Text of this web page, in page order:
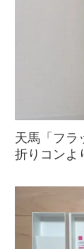
天馬「フラ
折りコンよ